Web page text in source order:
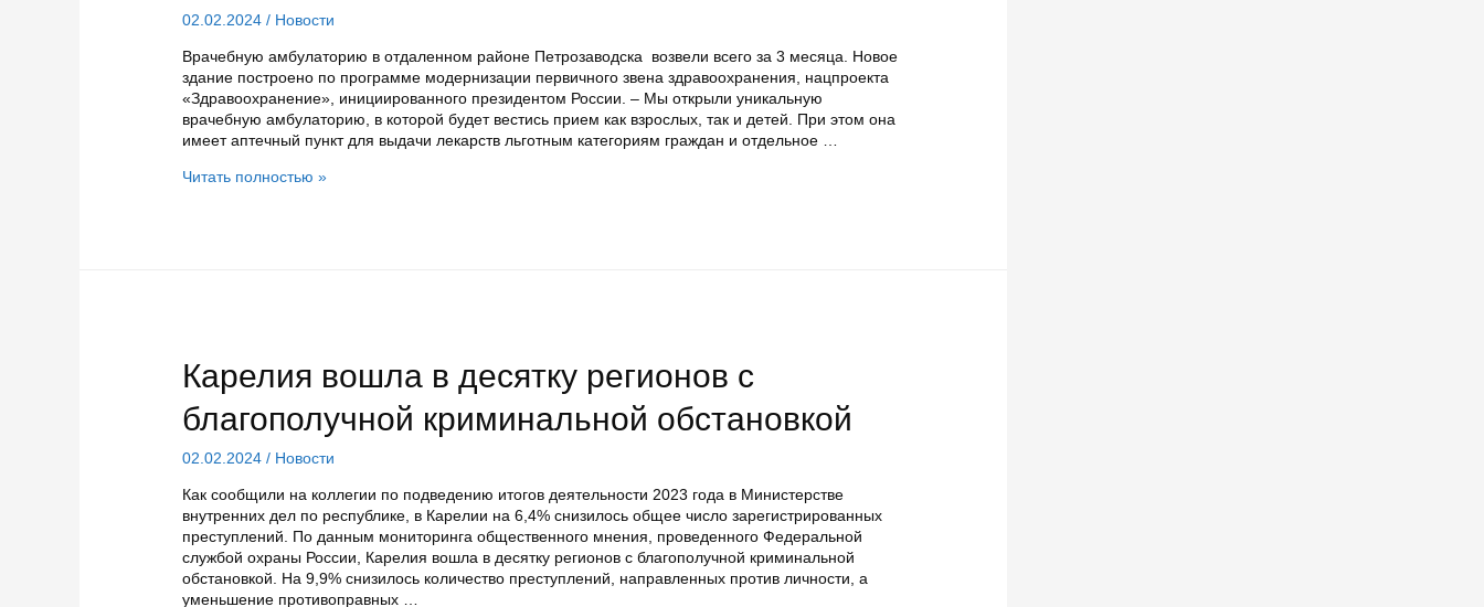
02.02.2024 / Новости
Врачебную амбулаторию в отдаленном районе Петрозаводска возвели всего за 3 месяца. Новое
здание построено по программе модернизации первичного звена здравоохранения, нацпроекта
«Здравоохранение», инициированного президентом России. – Мы открыли уникальную
врачебную амбулаторию, в которой будет вестись прием как взрослых, так и детей. При этом она
имеет аптечный пункт для выдачи лекарств льготным категориям граждан и отдельное …
В
пункт
и
детское
отделение
Читать полностью »
Карелия вошла в десятку регионов с
благополучной криминальной обстановкой
02.02.2024 / Новости
Как сообщили на коллегии по подведению итогов деятельности 2023 года в Министерстве
внутренних дел по республике, в Карелии на 6,4% снизилось общее число зарегистрированных
преступлений. По данным мониторинга общественного мнения, проведенного Федеральной
службой охраны России, Карелия вошла в десятку регионов с благополучной криминальной
обстановкой. На 9,9% снизилось количество преступлений, направленных против личности, а
уменьшение противоправных …